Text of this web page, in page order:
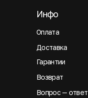
Оплата
Инфо
Доставка
Гарантии
Возврат
Вопрос — ответ